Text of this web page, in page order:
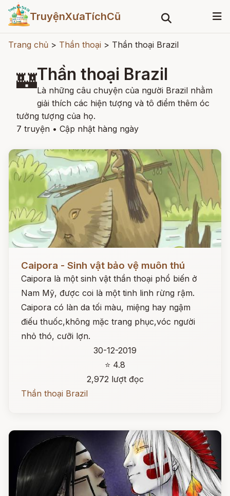
TruyệnXưaTíchCũ
Trang chủ > Thần thoại > Thần thoại Brazil
🏰Thần thoại Brazil
Là những câu chuyện của người Brazil nhằm
giải thích các hiện tượng và tô điểm thêm óc
tưởng tượng của họ.
7 truyện • Cập nhật hàng ngày
Caipora - Sinh vật bảo vệ muôn thú
Caipora là một sinh vật thần thoại phổ biến ở
Nam Mỹ, được coi là một tinh linh rừng rậm.
Caipora có làn da tối màu, miệng hay ngậm
điếu thuốc,không mặc trang phục,vóc người
nhỏ thó, cưỡi lợn.
30-12-2019
⭐ 4.8
2,972 lượt đọc
Thần thoại Brazil